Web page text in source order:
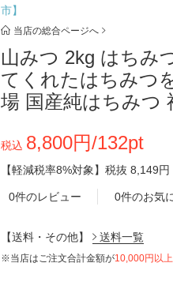
市】
当店の総合ページへ
山みつ 2kg はちみ
てくれたはちみつ
場 国産純はちみつ
税込 8,800円/132pt
【軽減税率8%対象】 税抜 8,149円
0件のレビュー 0件のお気
【送料・その他】 送料一覧
※当店はご注文合計金額が10,000円以上